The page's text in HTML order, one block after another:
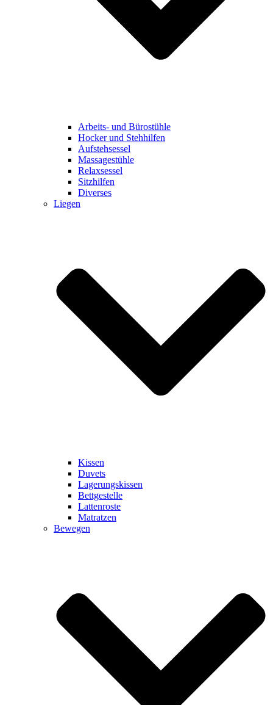
Arbeits- und Bürostühle
Hocker und Stehhilfen
Aufstehsessel
Massagestühle
Relaxsessel
Sitzhilfen
Diverses
Liegen
Kissen
Duvets
Lagerungskissen
Bettgestelle
Lattenroste
Matratzen
Bewegen